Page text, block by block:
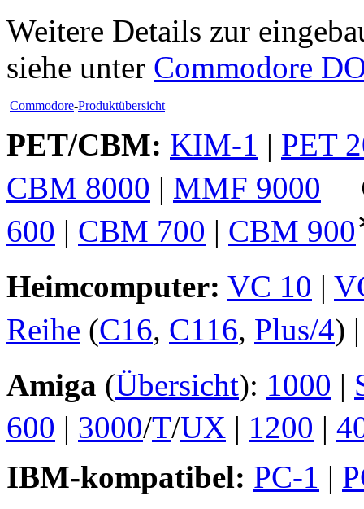
Weitere Details zur
siehe unter Commodore
Commodore-Produktübersicht
PET/CBM: KIM-1 | PET
CBM 8000 | MMF 9000
600 | CBM 700 | CBM 900
Heimcomputer: VC 10 |
Reihe (C16, C116, Plus/4)
Amiga (Übersicht): 1000 |
600 | 3000/T/UX | 1200 |
IBM-kompatibel: PC-1 |